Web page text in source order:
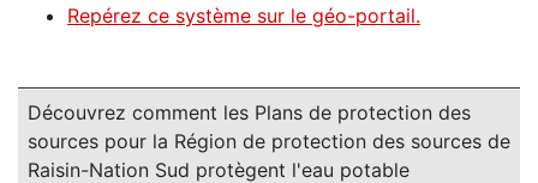
Repérez ce système sur le géo-portail.
Découvrez comment les Plans de protection des
sources pour la Région de protection des sources de
Raisin-Nation Sud protègent l'eau potable